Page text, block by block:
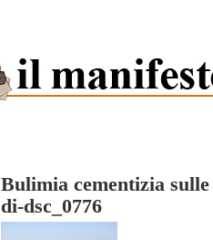
Bulimia cementizia
di-dsc_0776